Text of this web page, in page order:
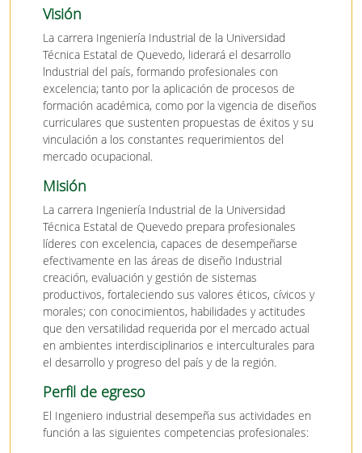
Visión
La carrera Ingeniería Industrial de la Universidad
Técnica Estatal de Quevedo, liderará el desarrollo
lndustrial del país, formando profesionales con
excelencia; tanto por la aplicación de procesos de
formación académica, como por la vigencia de diseños
curriculares que sustenten propuestas de éxitos y su
vinculación a los constantes requerimientos del
mercado ocupacional.
Misión
La carrera Ingeniería Industrial de la Universidad
Técnica Estatal de Quevedo prepara profesionales
líderes con excelencia, capaces de desempeñarse
efectivamente en las áreas de diseño Industrial
creación, evaluación y gestión de sistemas
productivos, fortaleciendo sus valores éticos, cívicos y
morales; con conocimientos, habilidades y actitudes
que den versatilidad requerida por el mercado actual
en ambientes interdisciplinarios e interculturales para
el desarrollo y progreso del país y de la región.
Perfil de egreso
El Ingeniero industrial desempeña sus actividades en
función a las siguientes competencias profesionales: